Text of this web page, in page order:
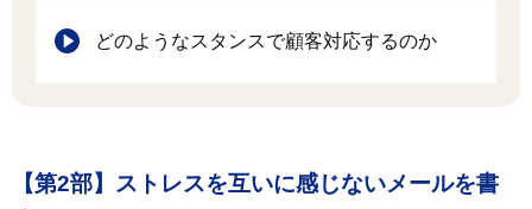
どのようなスタンスで顧客対応するのか
【第2部】ストレスを互いに感じないメールを書